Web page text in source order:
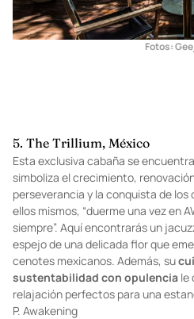
Fotos:
5. The Trillium, México
Esta exclusiva cabaña se
simboliza el crecimiento,
perseverancia y la conquista de los
ellos mismos, “duerme una vez en
siempre”. Aquí encontrarás un
espejo de una delicada flor que
cenotes mexicanos. Además, su
sustentabilidad con opulencia le
relajación perfectos para una
P. Awakening